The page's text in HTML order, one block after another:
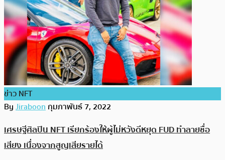
ข่าว NFT
ByJiraboonกุมภาพันธ์ 7, 2022
เศรษฐีศิลปิน NFT เรียกร้องให้ผู้ไม่หวังดีหยุด FUD ทำลายชื่อ
เสียง เนื่องจากสูญเสียรายได้